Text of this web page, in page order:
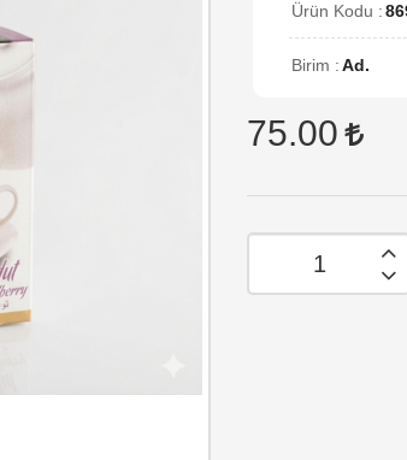
Ürün Kodu :
Birim :Ad.
75.00